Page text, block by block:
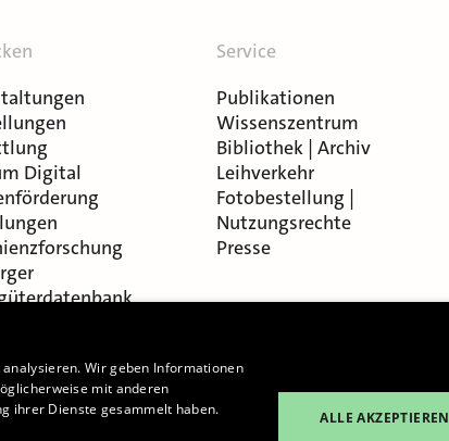
Digital
Service
Publikationen
Wissenszentrum
Bibliothek | Archiv
Leihverkehr
Fotobestellung |
Nutzungsrechte
Presse
Wir geben Informationen
mit anderen
ihrer Dienste gesammelt haben.
ALLE AKZEPTIEREN